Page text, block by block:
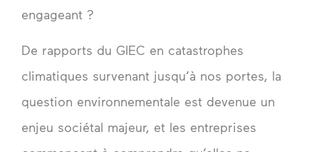
engageant ?
De rapports du GIEC en catastrophes
climatiques survenant jusqu’à nos portes, la
question environnementale est devenue un
enjeu sociétal majeur, et les entreprises